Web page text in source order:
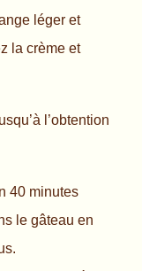
léger et
la crème et
l’obtention
40 minutes
le gâteau en